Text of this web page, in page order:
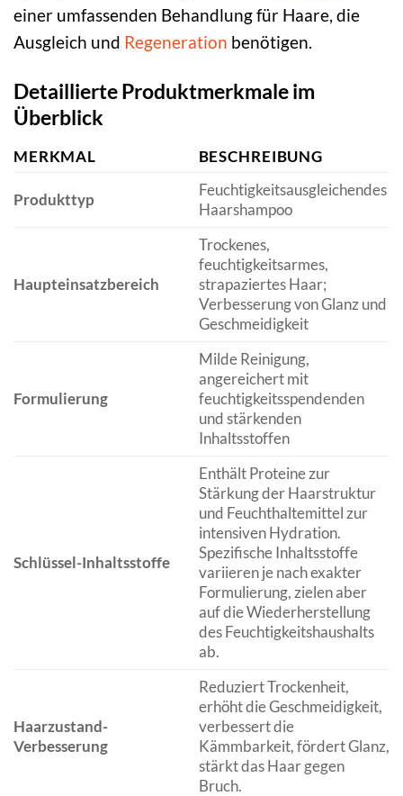
einer umfassenden Behandlung für Haare, die
Ausgleich und Regeneration benötigen.
Detaillierte Produktmerkmale im
Überblick
MERKMAL BESCHREIBUNG
Produkttyp
Feuchtigkeitsausgleichendes
Haarshampoo
Haupteinsatzbereich
Trockenes,
feuchtigkeitsarmes,
strapaziertes Haar;
Verbesserung von Glanz und
Geschmeidigkeit
Formulierung
Milde Reinigung,
angereichert mit
feuchtigkeitsspendenden
und stärkenden
Inhaltsstoffen
Schlüssel-Inhaltsstoffe
Enthält Proteine zur
Stärkung der Haarstruktur
und Feuchthaltemittel zur
intensiven Hydration.
Spezifische Inhaltsstoffe
variieren je nach exakter
Formulierung, zielen aber
auf die Wiederherstellung
des Feuchtigkeitshaushalts
ab.
Haarzustand-
Verbesserung
Reduziert Trockenheit,
erhöht die Geschmeidigkeit,
verbessert die
Kämmbarkeit, fördert Glanz,
stärkt das Haar gegen
Bruch.